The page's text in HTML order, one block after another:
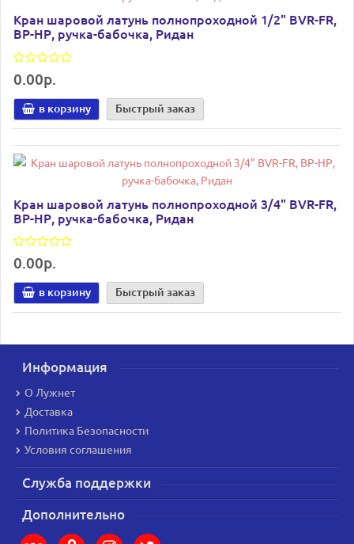
Кран шаровой латунь полнопроходной 1/2" BVR-FR,
ВР-НР, ручка-бабочка, Ридан
0.00р.
в корзину Быстрый заказ
Кран шаровой латунь полнопроходной 3/4" BVR-FR,
ВР-НР, ручка-бабочка, Ридан
0.00р.
в корзину Быстрый заказ
Информация
О Лужнет
Доставка
Политика Безопасности
Условия соглашения
Служба поддержки
Дополнительно